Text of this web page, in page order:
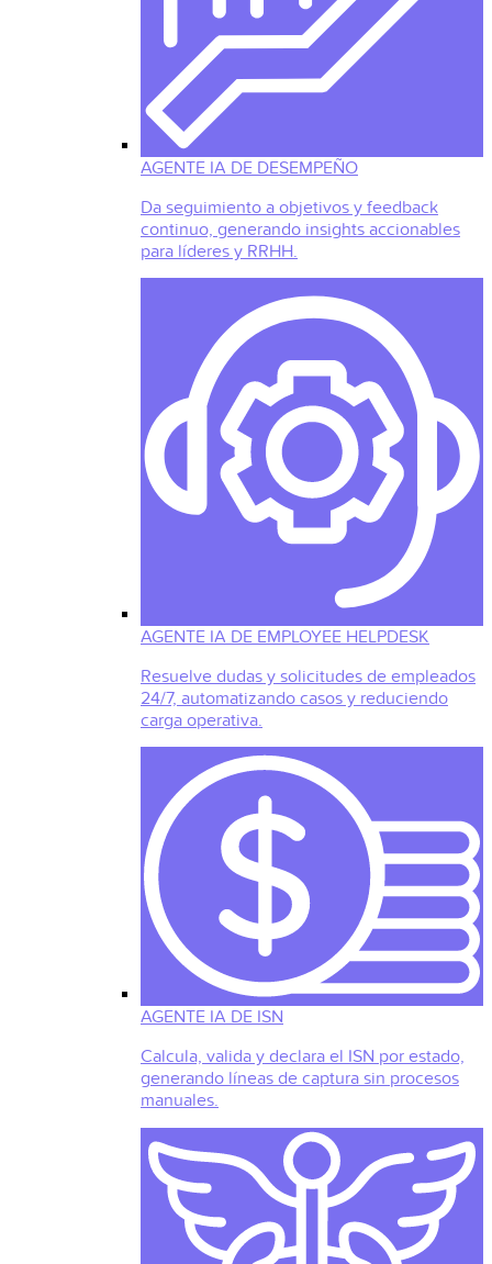
AGENTE IA DE DESEMPEÑO
Da seguimiento a objetivos y feedback
continuo, generando insights accionables
para líderes y RRHH.
AGENTE IA DE EMPLOYEE HELPDESK
Resuelve dudas y solicitudes de empleados
24/7, automatizando casos y reduciendo
carga operativa.
AGENTE IA DE ISN
Calcula, valida y declara el ISN por estado,
generando líneas de captura sin procesos
manuales.